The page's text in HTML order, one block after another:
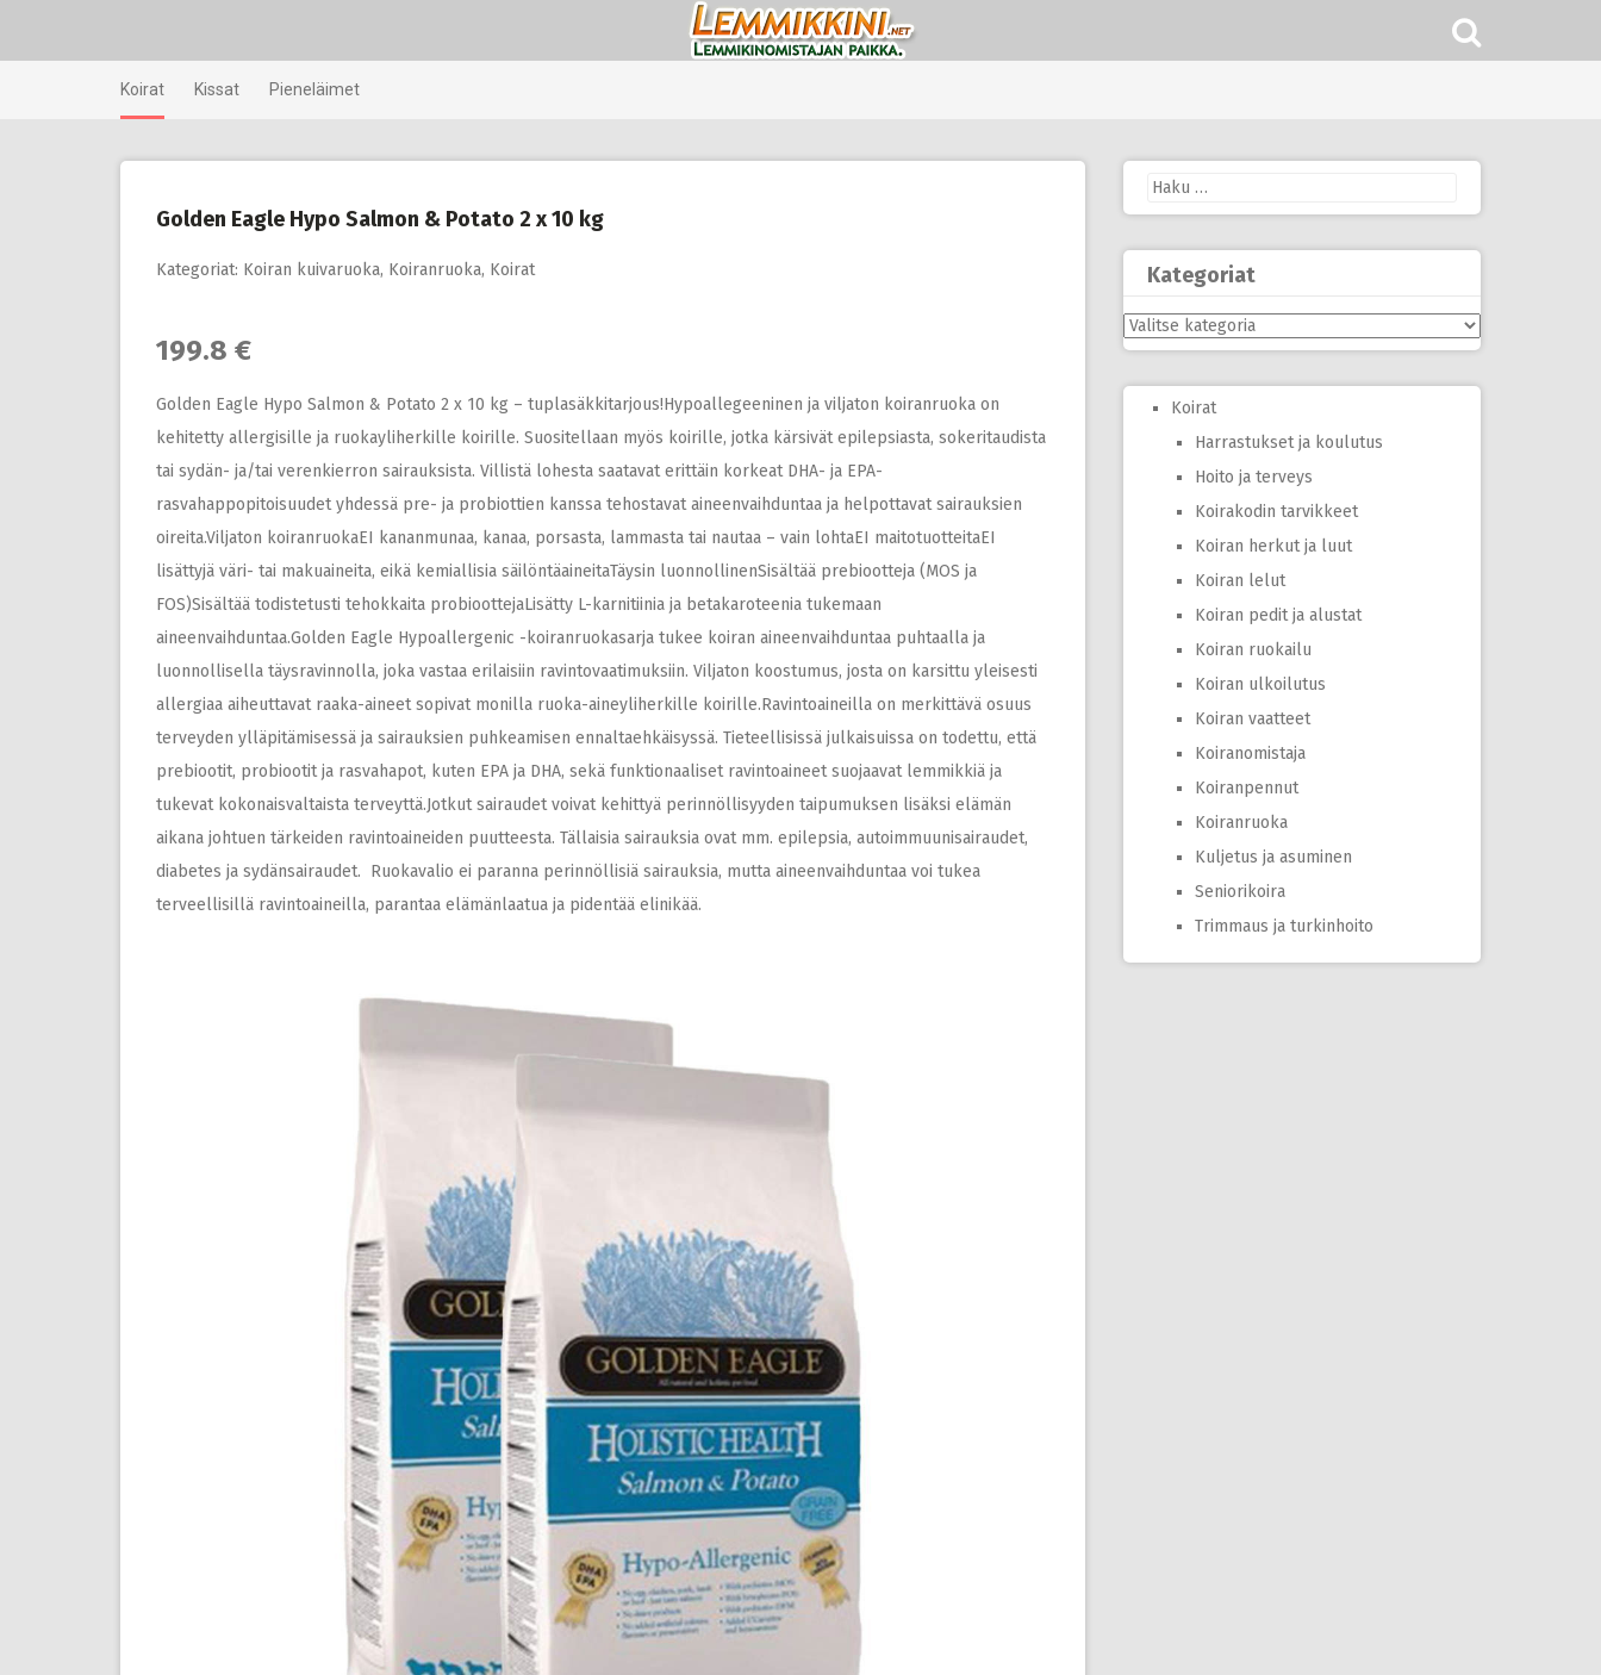
Koirat Kissat Pieneläimet
Golden Eagle Hypo Salmon & Potato 2 x 10 kg
Kategoriat: Koiran kuivaruoka, Koiranruoka, Koirat
199.8 €
Golden Eagle Hypo Salmon & Potato 2 x 10 kg – tuplasäkkitarjous!Hypoallegeeninen ja viljaton koiranruoka on
kehitetty allergisille ja ruokayliherkille koirille. Suositellaan myös koirille, jotka kärsivät epilepsiasta, sokeritaudista
tai sydän- ja/tai verenkierron sairauksista. Villistä lohesta saatavat erittäin korkeat DHA- ja EPA-
rasvahappopitoisuudet yhdessä pre- ja probiottien kanssa tehostavat aineenvaihduntaa ja helpottavat sairauksien
oireita.Viljaton koiranruokaEI kananmunaa, kanaa, porsasta, lammasta tai nautaa – vain lohtaEI maitotuotteitaEI
lisättyjä väri- tai makuaineita, eikä kemiallisia säilöntäaineitaTäysin luonnollinenSisältää prebiootteja (MOS ja
FOS)Sisältää todistetusti tehokkaita probioottejaLisätty L-karnitiinia ja betakaroteenia tukemaan
aineenvaihduntaa.Golden Eagle Hypoallergenic -koiranruokasarja tukee koiran aineenvaihduntaa puhtaalla ja
luonnollisella täysravinnolla, joka vastaa erilaisiin ravintovaatimuksiin. Viljaton koostumus, josta on karsittu yleisesti
allergiaa aiheuttavat raaka-aineet sopivat monilla ruoka-aineyliherkille koirille.Ravintoaineilla on merkittävä osuus
terveyden ylläpitämisessä ja sairauksien puhkeamisen ennaltaehkäisyssä. Tieteellisissä julkaisuissa on todettu, että
prebiootit, probiootit ja rasvahapot, kuten EPA ja DHA, sekä funktionaaliset ravintoaineet suojaavat lemmikkiä ja
tukevat kokonaisvaltaista terveyttä.Jotkut sairaudet voivat kehittyä perinnöllisyyden taipumuksen lisäksi elämän
aikana johtuen tärkeiden ravintoaineiden puutteesta. Tällaisia sairauksia ovat mm. epilepsia, autoimmuunisairaudet,
diabetes ja sydänsairaudet. Ruokavalio ei paranna perinnöllisiä sairauksia, mutta aineenvaihduntaa voi tukea
terveellisillä ravintoaineilla, parantaa elämänlaatua ja pidentää elinikää.
Haku:
Kategoriat
Kategoriat
Koirat
Harrastukset ja koulutus
Hoito ja terveys
Koirakodin tarvikkeet
Koiran herkut ja luut
Koiran lelut
Koiran pedit ja alustat
Koiran ruokailu
Koiran ulkoilutus
Koiran vaatteet
Koiranomistaja
Koiranpennut
Koiranruoka
Kuljetus ja asuminen
Seniorikoira
Trimmaus ja turkinhoito